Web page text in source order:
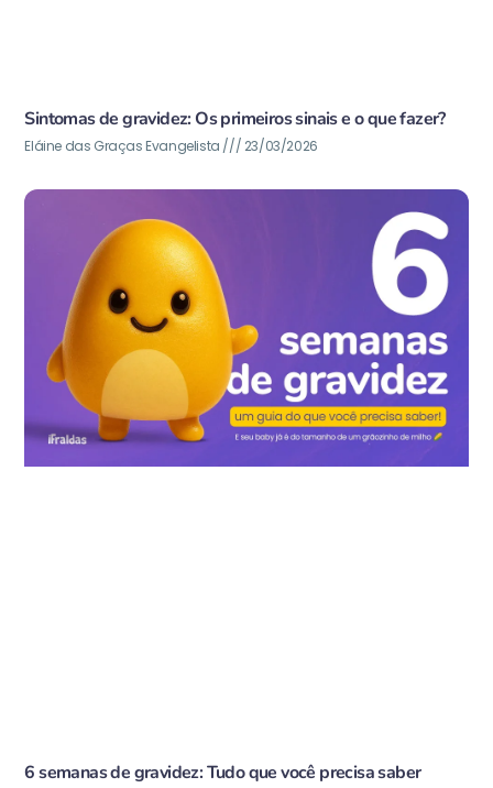
Sintomas de gravidez: Os primeiros sinais e o que fazer?
Eláine das Graças Evangelista 23/03/2026
6 semanas de gravidez: Tudo que você precisa saber